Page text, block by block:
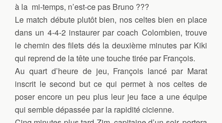
à la mi-temps, n’est-ce pas Bruno ???
Le match débute plutôt bien, nos celtes bien en place
dans un 4-4-2 instaurer par coach Colombien, trouve
le chemin des filets dés la deuxième minutes par Kiki
qui reprend de la tête une touche tirée par François.
Au quart d’heure de jeu, François lancé par Marat
inscrit le second but ce qui permet à nos celtes de
poser encore un peu plus leur jeu face a une équipe
qui semble dépassée par la rapidité cicienne.